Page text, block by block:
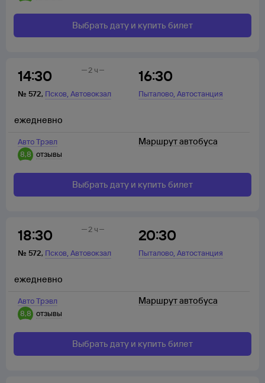
Выбрать дату и купить билет
14:30
№ 572, Псков,Автовокзал
16:30
Пыталово,Автостанция
2 ч
Авто Трэвл
8,8 отзывы
ежедневно
Маршрут автобуса
Выбрать дату и купить билет
18:30
№ 572, Псков,Автовокзал
20:30
Пыталово,Автостанция
2 ч
Авто Трэвл
8,8 отзывы
ежедневно
Маршрут автобуса
Выбрать дату и купить билет